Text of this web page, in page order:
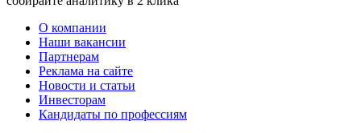
О компании
Наши вакансии
Партнерам
Реклама на сайте
Новости и статьи
Инвесторам
Кандидаты по профессиям